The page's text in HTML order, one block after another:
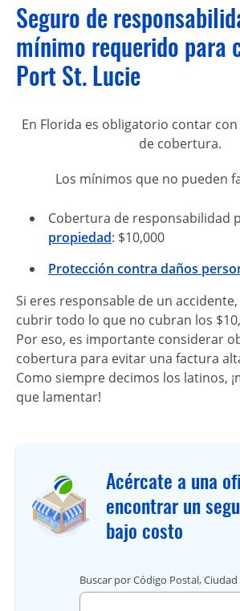
Seguro de
mínimo requerido para
Port St. Lucie
En Florida es obligatorio contar
de cobertura.
Los mínimos que no pueden
Cobertura de responsabilidad
propiedad: $10,000
Protección contra daños
Si eres responsable de un
cubrir todo lo que no cubran los
Por eso, es importante considerar
cobertura para evitar una factura
Como siempre decimos los latinos,
que lamentar!
Acércate a una
encontrar un
bajo costo
Buscar por Código Postal,